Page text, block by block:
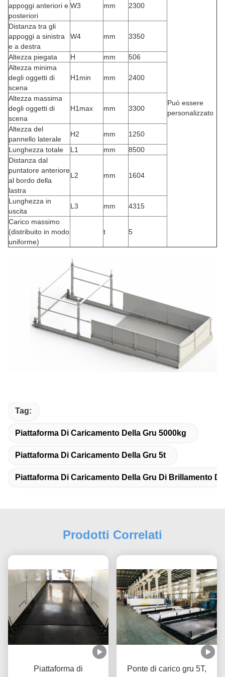
Può essere
personalizzato
appoggi anteriori e
posteriori
W3 mm 2300
Distanza tra gli
appoggi a sinistra
e a destra
W4 mm 3350
Altezza piegata H mm
506
Altezza minima
degli oggetti di
scena
H1min mm 2400
Altezza massima
degli oggetti di
scena
H1max mm 3300
Altezza del
pannello laterale
H2 mm
1250
Lunghezza totale
L1 mm
8500
Distanza dal
puntatore anteriore
al bordo della
lastra
L2 mm 1604
Lunghezza in
uscita
L3 mm
4315
Carico massimo
(distribuito in modo
uniforme)
t 5
Tag:
Piattaforma Di Caricamento Della Gru 5000kg
Piattaforma Di Caricamento Della Gru 5t
Piattaforma Di Caricamento Della Gru Di Brillamento Di
Prodotti Correlati
Piattaforma di
Ponte di carico gru 5T,